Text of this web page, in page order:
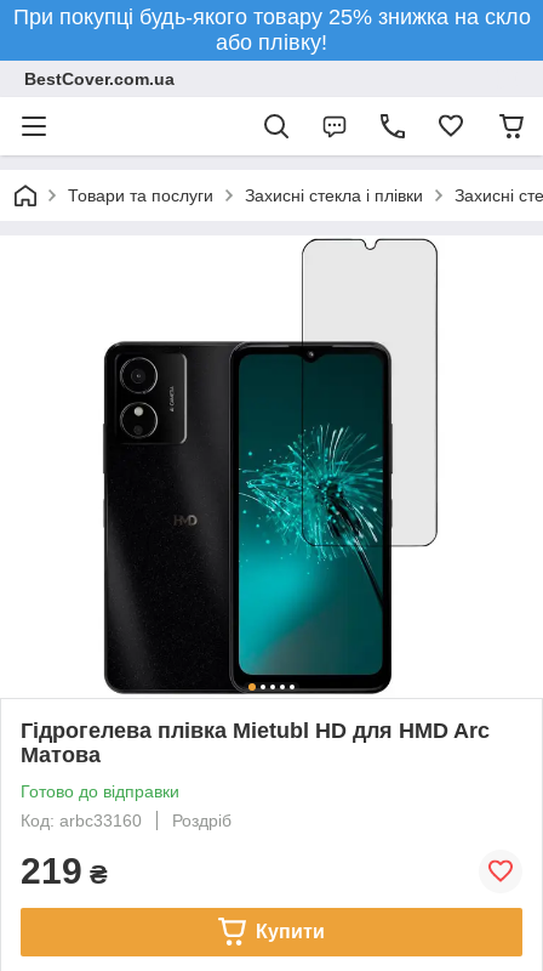
При покупці будь-якого товару 25% знижка на скло
або плівку!
BestCover.com.ua
Товари та послуги Захисні стекла і плівки Захисні
Гідрогелева плівка Mietubl HD для HMD Arc
Матова
Готово до відправки
Код: arbc33160
Роздріб
219 ₴
Купити